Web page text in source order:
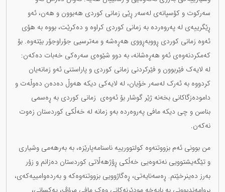
سەرکوت و کۆسپانەی لەسەر ڕێی زمانی کوردی هەبوون و هەن، ئەو
ڕێگرییەی لە پەروەردە بە زمانی کوردی کراوە و دەکرێت، بووە بە هۆی
ئەوە زمانی کوردی ڕووبەڕووی هەڕەشە و مەترسیی جۆراوجۆر بێتەوە. بۆ
کەمکردنەوەی ئەو هەڕەشانە، بە دوو شێوەی سەرەکی خەبات دەکەن:
لە لایەک فێربوون و فێرکردنی زمانی کوردی و پاراستنی ئەو زمانەیان
کردووە بە ئەرک لەسەر خۆیان، لە لایەکی دیکە هەوڵ دەدەن دەوڵەت و
دامودەزگاکانی بخەنە ژێر گوشار بۆ ئەوەی زمانی کوردی بە ڕەسمی
بناسن و چی دیکە مافی پەروەردە بەو زمانە لە خەڵکی کوردستان زەوت
نەکەن.
من بوونی ئەم بزووتنەوە کولتوورییە ناسنامەپارێزە، بە بەرهەمی وشیاری
و تێگەیشتوویی نەتەوەیی خەڵکی ڕۆژهەڵاتی کوردستان دەزانم و زۆر
بەرز دەینرخێنم. ڕەسەنایەتی، ڕەگاژوویی بزووتنەوەکە و بەردەوامییەکەی،
بڕوامەندبوونی بە بایەخە مودێرنەکانی وەک مافی مرۆڤ، یەکسانی،